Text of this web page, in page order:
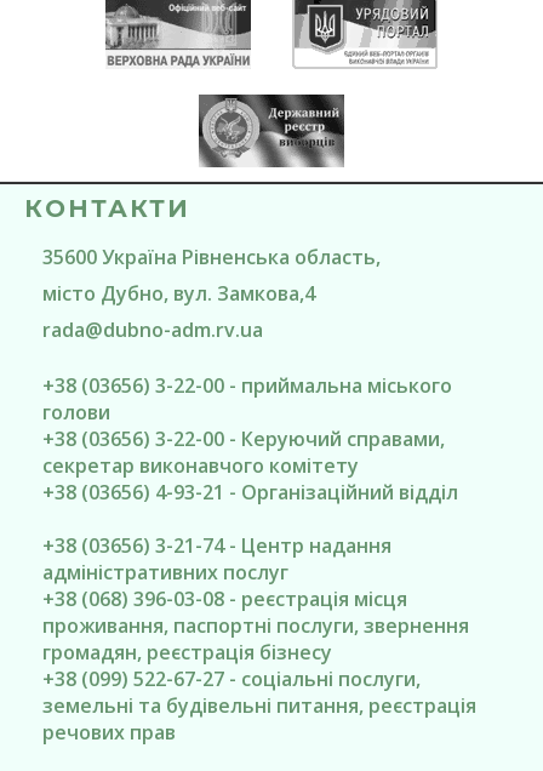
КОНТАКТИ
35600Україна Рівненська область,
місто Дубно, вул. Замкова,4
rada@dubno-adm.rv.ua
+38 (03656) 3-22-00 - приймальна міського
голови
+38 (03656) 3-22-00 - Керуючий справами,
секретар виконавчого комітету
+38 (03656) 4-93-21 - Організаційний відділ
+38 (03656) 3-21-74 - Центр надання
адміністративних послуг
+38 (068) 396-03-08 - реєстрація місця
проживання, паспортні послуги, звернення
громадян, реєстрація бізнесу
+38 (099) 522-67-27 - соціальні послуги,
земельні та будівельні питання, реєстрація
речових прав